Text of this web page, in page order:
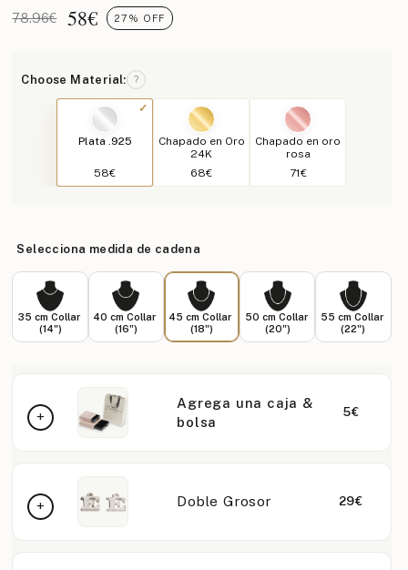
78.96€ 58€ 27% OFF
Choose Material: ?
Plata .925
58€
Chapado en Oro
24K
68€
Chapado en oro
rosa
71€
Selecciona medida de cadena
35 cm Collar
(14")
40 cm Collar
(16")
45 cm Collar
(18")
50 cm Collar
(20")
55 cm Collar
(22")
Agrega una caja &
bolsa
5€
Doble Grosor 29€